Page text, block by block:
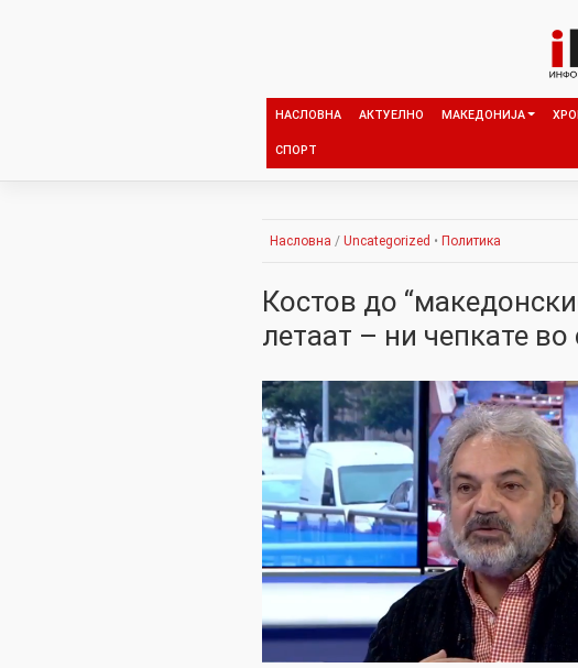
НАСЛОВНА АКТУЕЛНО МАКЕДОНИЈА
СПОРТ
Насловна / Uncategorized • Политика
Костов до
летаат – ни чепкате